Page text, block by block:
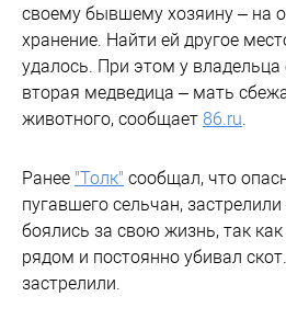
своему бывшему хозяину – на
хранение. Найти ей другое
удалось. При этом у владельца
вторая медведица – мать
животного, сообщает 86.ru.
Ранее "Толк" сообщал, что
пугавшего сельчан,
боялись за свою жизнь, так
рядом и постоянно убивал
застрелили.